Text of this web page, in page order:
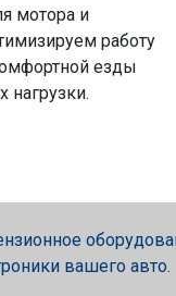
мотора и
работу
езды
нагрузки.
вашего авто.